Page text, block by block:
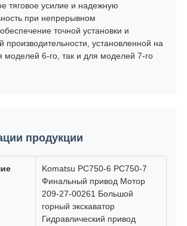
тяговое усилие и надежную
при непрерывном
точной установки и
производительности, установленной на
моделей 6-го, так и для моделей 7-го
продукции
Komatsu PC750-6 PC750-7
Финальный привод Мотор
209-27-00261 Большой
горный экскаватор
Гидравлический привод